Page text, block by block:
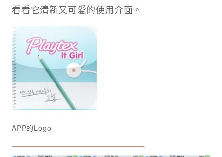
看看它清新又可愛的使用介面。
APP的Logo